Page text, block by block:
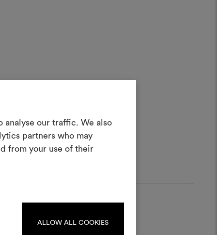
analyse our traffic. We also
partners who may
from your use of their
ALLOW ALL COOKIES
Tool, mit dem Sie Ihre Ideen zum
und mit anderen teilen können,
zu erstellen oder
oder registrieren Sie sich.